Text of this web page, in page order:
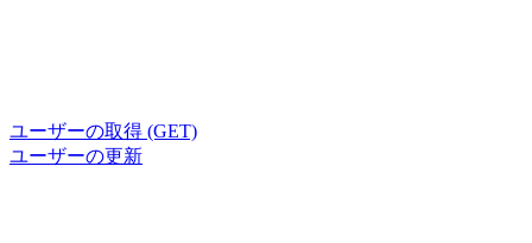
ユーザーの取得 (GET)
ユーザーの更新